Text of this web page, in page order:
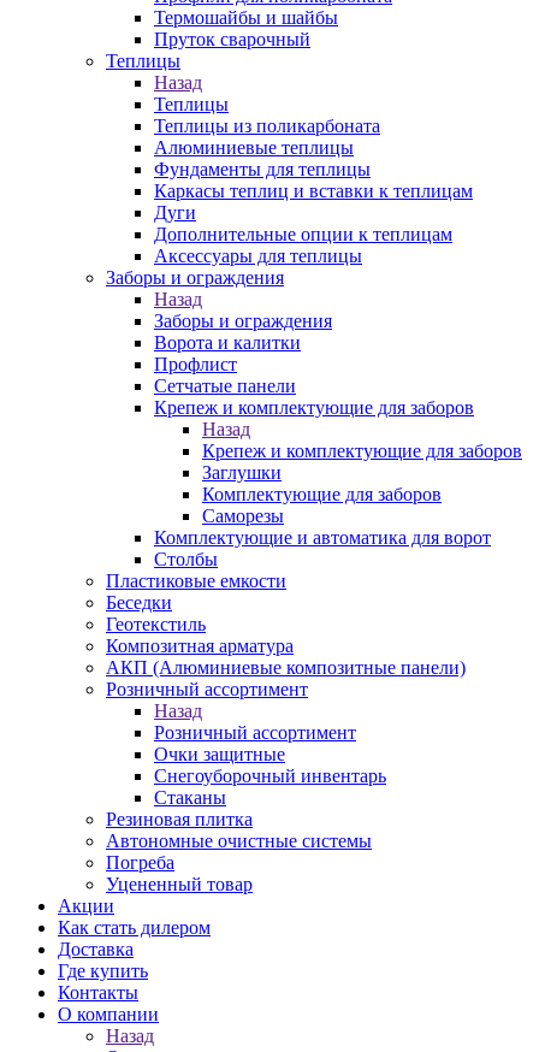
Термошайбы и шайбы
Пруток сварочный
Теплицы
Назад
Теплицы
Теплицы из поликарбоната
Алюминиевые теплицы
Фундаменты для теплицы
Каркасы теплиц и вставки к теплицам
Дуги
Дополнительные опции к теплицам
Аксессуары для теплицы
Заборы и ограждения
Назад
Заборы и ограждения
Ворота и калитки
Профлист
Сетчатые панели
Крепеж и комплектующие для заборов
Назад
Крепеж и комплектующие для заборов
Заглушки
Комплектующие для заборов
Саморезы
Комплектующие и автоматика для ворот
Столбы
Пластиковые емкости
Беседки
Геотекстиль
Композитная арматура
АКП (Алюминиевые композитные панели)
Розничный ассортимент
Назад
Розничный ассортимент
Очки защитные
Снегоуборочный инвентарь
Стаканы
Резиновая плитка
Автономные очистные системы
Погреба
Уцененный товар
Акции
Как стать дилером
Доставка
Где купить
Контакты
О компании
Назад